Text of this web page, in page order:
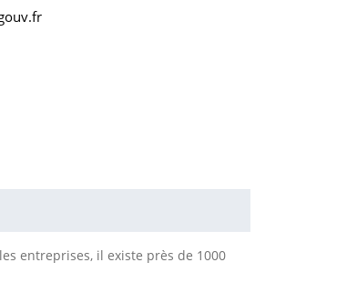
entreprises, il existe près de 1000